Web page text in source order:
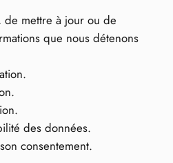
de mettre à jour ou de
que nous détenons
des données.
consentement.